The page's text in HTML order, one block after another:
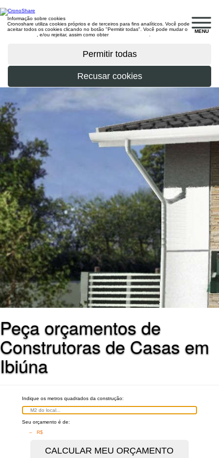
MENU
Informação sobre cookies
Cronoshare utiliza cookies próprios e de terceiros para fins analíticos. Você pode
aceitar todos os cookies clicando no botão "Permitir todas". Você pode mudar o
, e/ou rejeitar, assim como obter
Peça orçamentos de
Construtoras de Casas em
Ibiúna
Indique os metros quadrados da construção:
Seu orçamento é de:
– R$